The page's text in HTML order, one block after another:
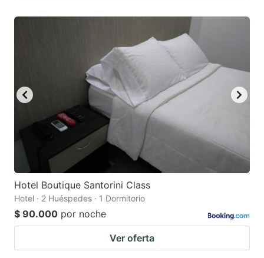
Hotel Boutique Santorini Class
Hotel · 2 Huéspedes · 1 Dormitorio
$ 90.000 por noche
Ver oferta